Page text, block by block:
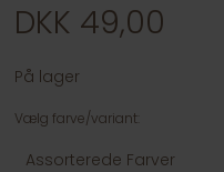
DKK 49,00
På lager
Vælg farve/variant:
Assorterede Farver